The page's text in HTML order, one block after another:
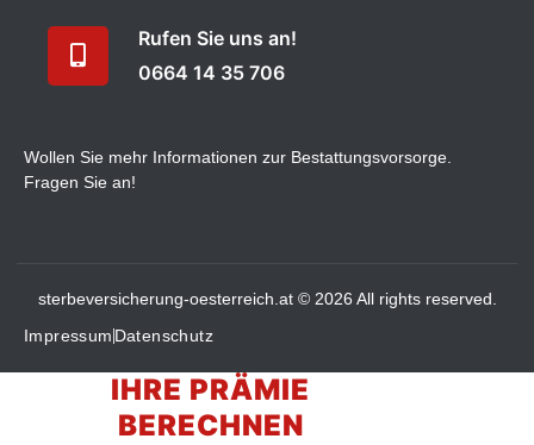
Rufen Sie uns an!
0664 14 35 706
Wollen Sie mehr Informationen zur Bestattungsvorsorge.
Fragen Sie an!
sterbeversicherung-oesterreich.at © 2026 All rights reserved.
Impressum Datenschutz
IHRE PRÄMIE
BERECHNEN